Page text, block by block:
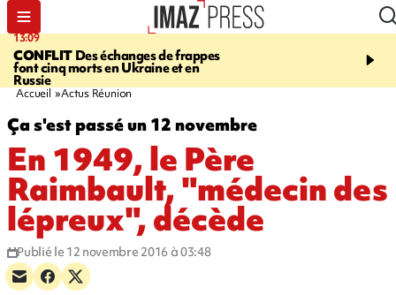
13:09
CONFLIT Des échanges de frappes
font cinq morts en Ukraine et en
Russie
17:14
Quatre
européennes pour les
Accueil Actus Réunion
Ça s'est passé un 12 novembre
En 1949, le Père
Raimbault, "médecin des
lépreux", décède
Publié le 12 novembre 2016 à 03:48